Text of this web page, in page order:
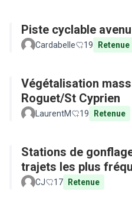
Piste cyclable
Cardabelle 19 Retenue
Végétalisation
Roguet/St Cyprien
LaurentM 19 Retenue
Stations de
trajets les plus
CJ 17 Retenue